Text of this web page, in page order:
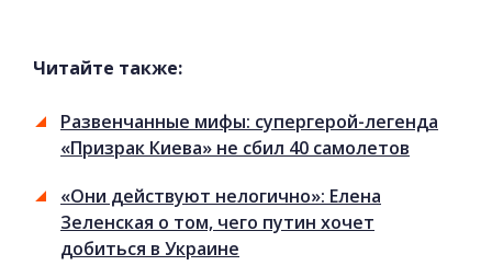
Читайте также:
Развенчанные мифы: супергерой-легенда
«Призрак Киева» не сбил 40 самолетов
«Они действуют нелогично»: Елена
Зеленская о том, чего путин хочет
добиться в Украине